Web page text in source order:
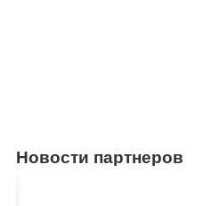
Новости партнеров